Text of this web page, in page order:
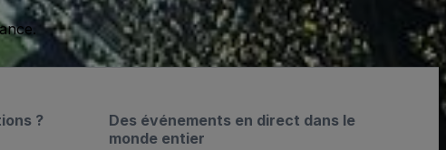
Des événements en direct dans le
monde entier
?